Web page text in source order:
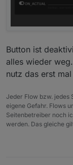
Button ist
alles wieder
nutz das erst
Jeder Flow bzw. jedes
eigene Gefahr. Flows
Seitenbetreiber noch
werden. Das gleiche